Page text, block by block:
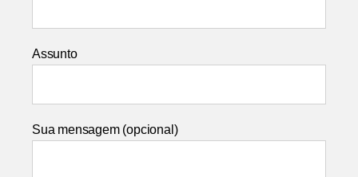
Assunto
Sua mensagem (opcional)